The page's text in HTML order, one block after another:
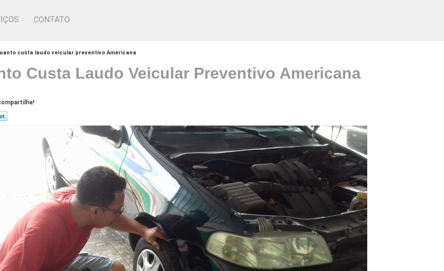
CONTATO
custa laudo veicular preventivo Americana
Custa Laudo Veicular Preventivo Americana